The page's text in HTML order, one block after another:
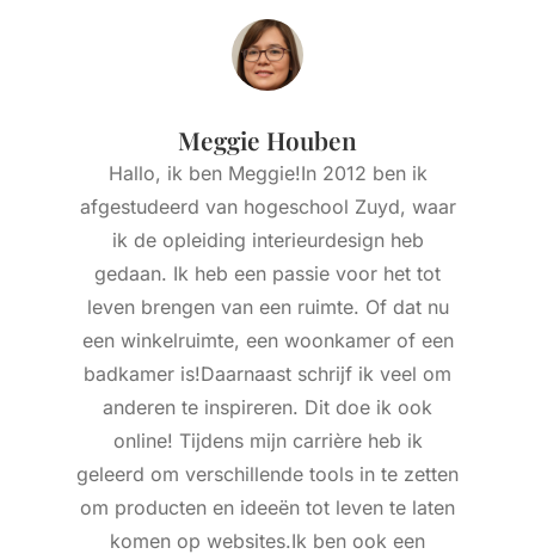
Meggie Houben
Hallo, ik ben Meggie!In 2012 ben ik
afgestudeerd van hogeschool Zuyd, waar
ik de opleiding interieurdesign heb
gedaan. Ik heb een passie voor het tot
leven brengen van een ruimte. Of dat nu
een winkelruimte, een woonkamer of een
badkamer is!Daarnaast schrijf ik veel om
anderen te inspireren. Dit doe ik ook
online! Tijdens mijn carrière heb ik
geleerd om verschillende tools in te zetten
om producten en ideeën tot leven te laten
komen op websites.Ik ben ook een